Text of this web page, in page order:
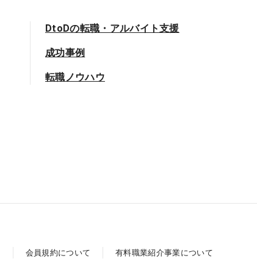
DtoDの転職・アルバイト支援
成功事例
転職ノウハウ
会員規約について 有料職業紹介事業について